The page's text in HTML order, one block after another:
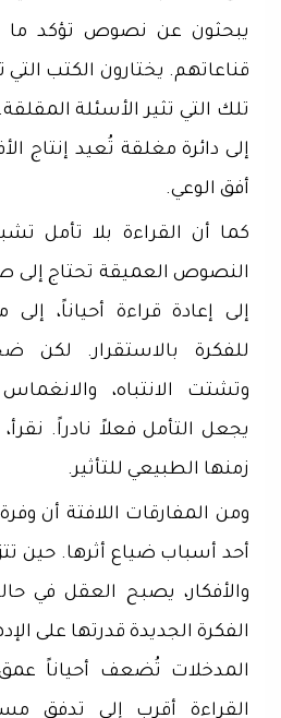
يبحثون عن نصوص تؤكد ما
قناعاتهم. يختارون الكتب التي
تلك التي تثير الأسئلة
إلى دائرة مغلقة تُعيد إنتاج
أفق الوعي.
كما أن القراءة بلا تأمل
النصوص العميقة تحتاج إلى
إلى إعادة قراءة أحياناً،
للفكرة بالاستقرار. لكن
وتشتت الانتباه،
يجعل التأمل فعلاً نادراً.
زمنها الطبيعي للتأثير.
ومن المفارقات اللافتة أن
أحد أسباب ضياع أثرها. حين
والأفكار، يصبح العقل في
الفكرة الجديدة قدرتها على
المدخلات تُضعف أحياناً
القراءة أقرب إلى تدفق